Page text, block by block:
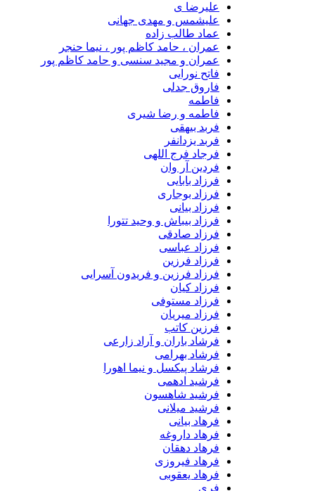
علیرضا ی
علیشمس و مهدی جهانی
عماد طالب زاده
عمران ، حامد کاظم پور ، نیما حنجر
عمران و مجید سنسی و حامد کاظم پور
فاتح نورایی
فاروق جدلی
فاطمه
فاطمه و رضا شیری
فربد بیهقی
فربد یزدانفر
فرجاد فرج اللهی
فردین آر وان
فرزاد بابایی
فرزاد بوجاری
فرزاد بیانی
فرزاد بیباش و وحید تتورا
فرزاد صادقی
فرزاد عباسی
فرزاد فرزین
فرزاد فرزین و فریدون آسرایی
فرزاد کیان
فرزاد مستوفی
فرزاد میریان
فرزین کاتب
فرشاد باران و آراد زارعی
فرشاد بهرامی
فرشاد پیکسل و نیما اهورا
فرشید ادهمی
فرشید شاهسون
فرشید میلانی
فرهاد بیانی
فرهاد داروغه
فرهاد دهقان
فرهاد فیروزی
فرهاد یعقوبی
فری